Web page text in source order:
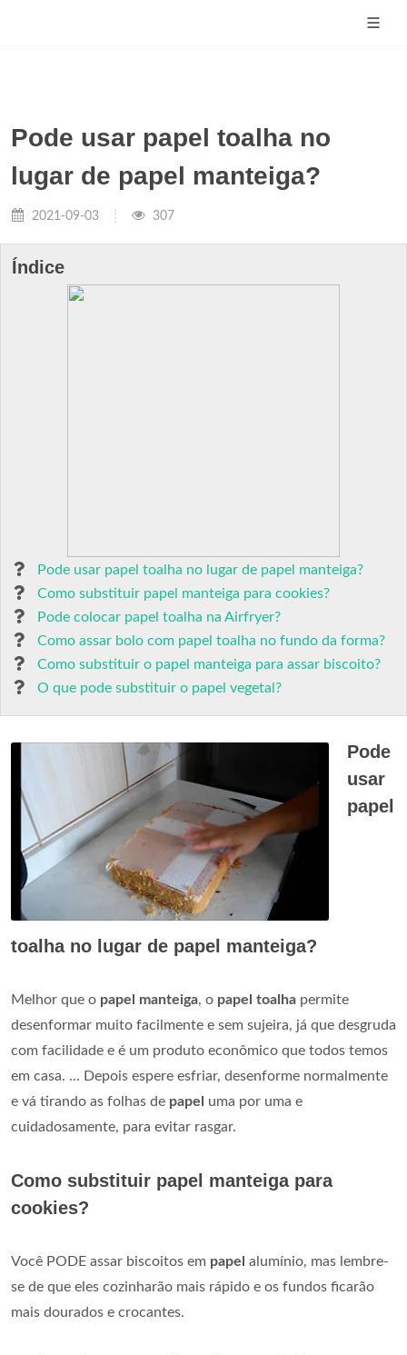
Pode usar papel toalha no
lugar de papel manteiga?
2021-09-03 307
Índice
Pode usar papel toalha no lugar de papel manteiga?
Como substituir papel manteiga para cookies?
Pode colocar papel toalha na Airfryer?
Como assar bolo com papel toalha no fundo da forma?
Como substituir o papel manteiga para assar biscoito?
O que pode substituir o papel vegetal?
Pode
usar
papel
toalha no lugar de papel manteiga?
Melhor que o papel manteiga, o papel toalha permite
desenformar muito facilmente e sem sujeira, já que desgruda
com facilidade e é um produto econômico que todos temos
em casa. ... Depois espere esfriar, desenforme normalmente
e vá tirando as folhas de papel
uma por uma e
cuidadosamente, para evitar rasgar.
Como substituir papel manteiga para
cookies?
Você PODE assar biscoitos em papel alumínio, mas lembre-
se de que eles cozinharão mais rápido e os fundos ficarão
mais dourados e crocantes.